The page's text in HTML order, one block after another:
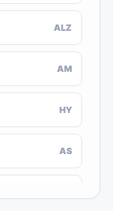
ALZ
AM
HY
AS